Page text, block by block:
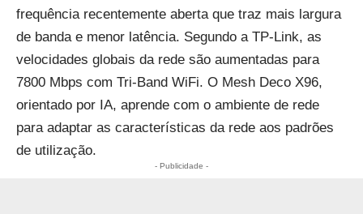
frequência recentemente aberta que traz mais largura
de banda e menor latência. Segundo a TP-Link, as
velocidades globais da rede são aumentadas para
7800 Mbps com Tri-Band WiFi. O Mesh Deco X96,
orientado por IA, aprende com o ambiente de rede
para adaptar as características da rede aos padrões
de utilização.
- Publicidade -